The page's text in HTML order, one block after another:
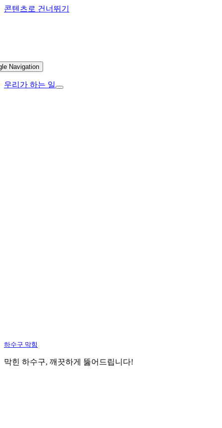
콘텐츠로 건너뛰기
Navigation
우리가 하는 일
하수구 막힘
막힌 하수구, 깨끗하게 뚫어드립니다!